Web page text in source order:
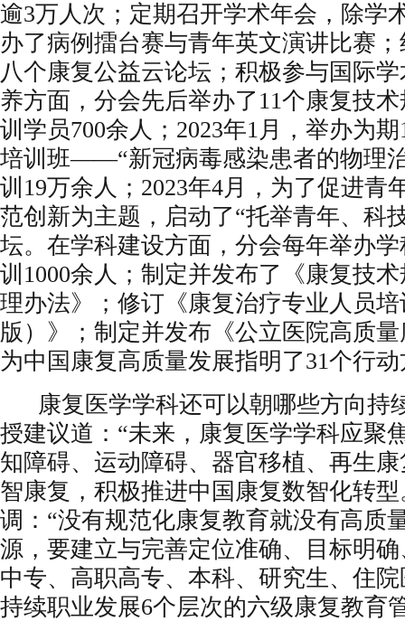
逾3万人次；定期召开学术年会，除学
办了病例擂台赛与青年英文演讲比赛
八个康复公益云论坛；积极参与国际
养方面，分会先后举办了11个康复技
训学员700余人；2023年1月，举办为
培训班——“新冠病毒感染患者的物理
训19万余人；2023年4月，为了促进青
范创新为主题，启动了“托举青年、科
坛。在学科建设方面，分会每年举办
训1000余人；制定并发布了《康复技
理办法》；修订《康复治疗专业人员培
版）》；制定并发布《公立医院高质
为中国康复高质量发展指明了31个行
康复医学学科还可以朝哪些方向持
授建议道：“未来，康复医学学科应聚
知障碍、运动障碍、器官移植、再生
智康复，积极推进中国康复数智化转
调：“没有规范化康复教育就没有高质
源，要建立与完善定位准确、目标明
中专、高职高专、本科、研究生、住
持续职业发展6个层次的六级康复教育